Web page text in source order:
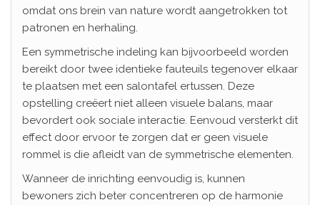
omdat ons brein van nature wordt aangetrokken tot
patronen en herhaling.
Een symmetrische indeling kan bijvoorbeeld worden
bereikt door twee identieke fauteuils tegenover elkaar
te plaatsen met een salontafel ertussen. Deze
opstelling creëert niet alleen visuele balans, maar
bevordert ook sociale interactie. Eenvoud versterkt dit
effect door ervoor te zorgen dat er geen visuele
rommel is die afleidt van de symmetrische elementen.
Wanneer de inrichting eenvoudig is, kunnen
bewoners zich beter concentreren op de harmonie